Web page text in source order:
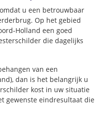
u een betrouwbaar
Op het gebied
Holland een goed
die dagelijks
van een
dan is het belangrijk u
kost in uw situatie
gewenste eindresultaat die